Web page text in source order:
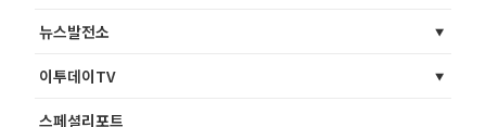
뉴스발전소
이투데이TV
스페셜리포트